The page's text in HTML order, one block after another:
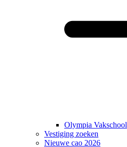
Olympia Vakschool
Vestiging zoeken
Nieuwe cao 2026